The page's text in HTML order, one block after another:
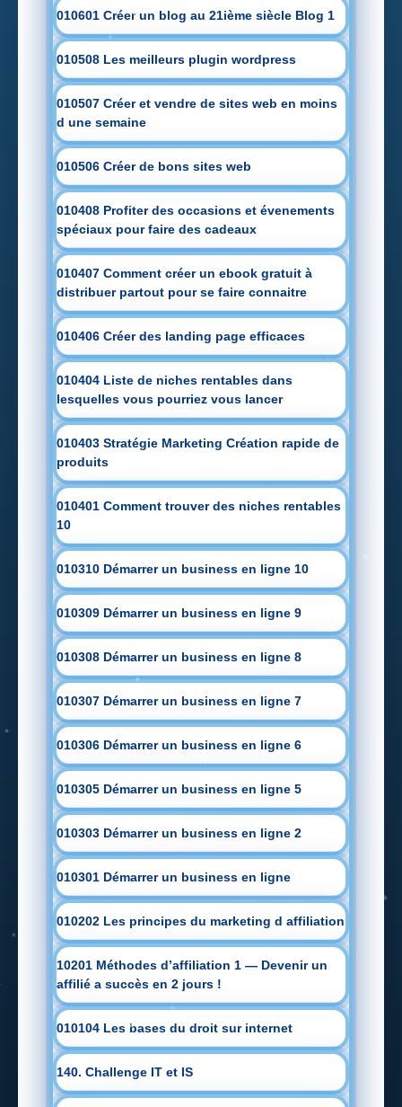
010601 Créer un blog au 21ième siècle Blog 1
010508 Les meilleurs plugin wordpress
010507 Créer et vendre de sites web en moins
d une semaine
010506 Créer de bons sites web
010408 Profiter des occasions et évenements
spéciaux pour faire des cadeaux
010407 Comment créer un ebook gratuit à
distribuer partout pour se faire connaitre
010406 Créer des landing page efficaces
010404 Liste de niches rentables dans
lesquelles vous pourriez vous lancer
010403 Stratégie Marketing Création rapide de
produits
010401 Comment trouver des niches rentables
10
010310 Démarrer un business en ligne 10
010309 Démarrer un business en ligne 9
010308 Démarrer un business en ligne 8
010307 Démarrer un business en ligne 7
010306 Démarrer un business en ligne 6
010305 Démarrer un business en ligne 5
010303 Démarrer un business en ligne 2
010301 Démarrer un business en ligne
010202 Les principes du marketing d affiliation
10201 Méthodes d’affiliation 1 — Devenir un
affilié a succès en 2 jours !
010104 Les bases du droit sur internet
140. Challenge IT et IS